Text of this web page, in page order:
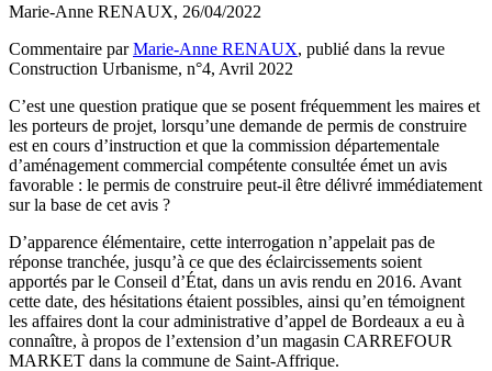
Marie-Anne RENAUX, 26/04/2022
Commentaire parMarie-Anne RENAUX, publié dans la revue
Construction Urbanisme, n°4, Avril 2022
C’est une question pratique que se posent fréquemment les maires et
les porteurs de projet, lorsqu’une demande de permis de construire
est en cours d’instruction et que la commission départementale
d’aménagement commercial compétente consultée émet un avis
favorable : le permis de construire peut-il être délivré immédiatement
sur la base de cet avis ?
D’apparence élémentaire, cette interrogation n’appelait pas de
réponse tranchée, jusqu’à ce que des éclaircissements soient
apportés par le Conseil d’État, dans un avis rendu en 2016. Avant
cette date, des hésitations étaient possibles, ainsi qu’en témoignent
les affaires dont la cour administrative d’appel de Bordeaux a eu à
connaître, à propos de l’extension d’un magasin CARREFOUR
MARKET dans la commune de Saint-Affrique.